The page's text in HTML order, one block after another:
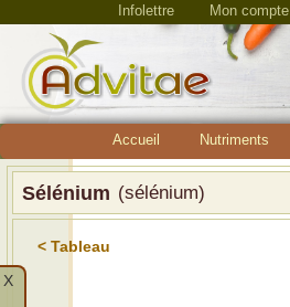
Infolettre Mon compte
Accueil Nutriments
Sélénium (sélénium)
< Tableau
X